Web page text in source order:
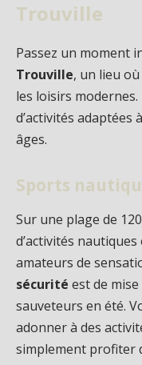
Trouville
Passez un moment
Trouville, un lieu
les loisirs
d’activités adaptées
âges.
Sports
Sur une plage de
d’activités
amateurs de
sécurité est de
sauveteurs en été.
adonner à des
simplement profiter